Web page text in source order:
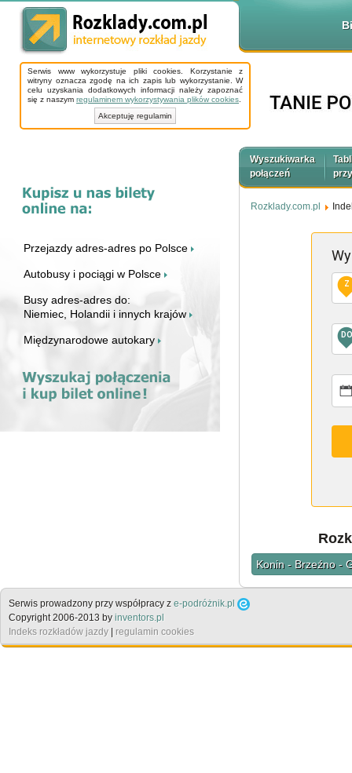
Serwis www wykorzystuje pliki cookies. Korzystanie z
witryny oznacza zgodę na ich zapis lub wykorzystanie. W
celu uzyskania dodatkowych informacji należy zapoznać
się z naszym regulaminem wykorzystywania plików cookies
Akceptuję regulamin
Przejazdy adres-adres po Polsce
Autobusy i pociągi w Polsce
Busy adres-adres do:
Niemiec, Holandii i innych krajów
Międzynarodowe autokary
Wyszukiwarka
połączeń
Rozklady.com.pl
Z
DO
Konin - Brzeźno -
Serwis prowadzony przy współpracy z e-podróżnik.pl
Copyright 2006-2013 by inventors.pl
Indeks rozkładów jazdy | regulamin cookies